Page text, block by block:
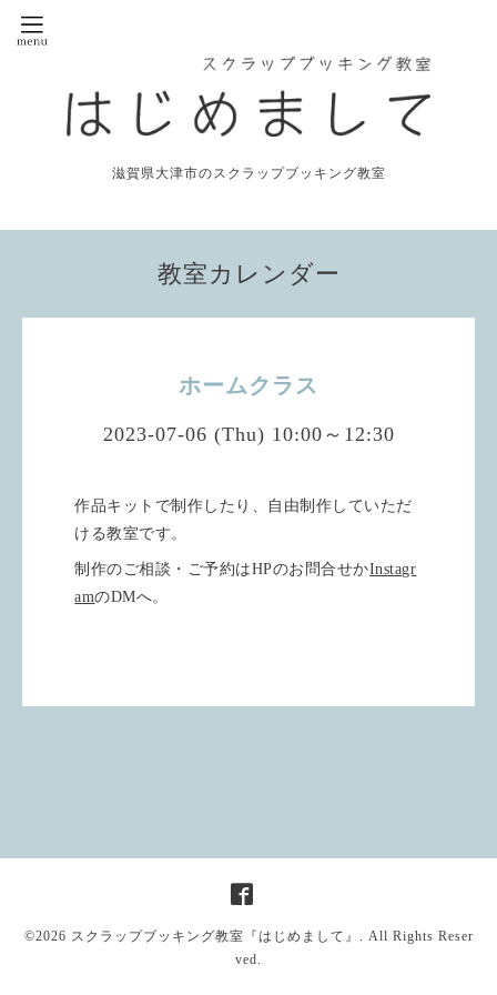
滋賀県大津市のスクラップブッキング教室
教室カレンダー
ホームクラス
2023-07-06 (Thu) 10:00～12:30
作品キットで制作したり、自由制作していただ
ける教室です。
制作のご相談・ご予約はHPのお問合せかInstagr
amのDMへ。
©2026 スクラップブッキング教室『はじめまして』
. All Rights Reser
ved.